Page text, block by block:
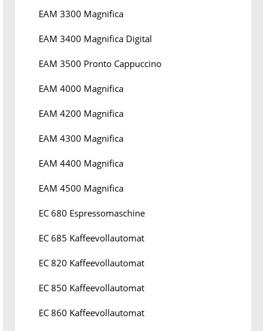
EAM 3300 Magnifica
EAM 3400 Magnifica Digital
EAM 3500 Pronto Cappuccino
EAM 4000 Magnifica
EAM 4200 Magnifica
EAM 4300 Magnifica
EAM 4400 Magnifica
EAM 4500 Magnifica
EC 680 Espressomaschine
EC 685 Kaffeevollautomat
EC 820 Kaffeevollautomat
EC 850 Kaffeevollautomat
EC 860 Kaffeevollautomat